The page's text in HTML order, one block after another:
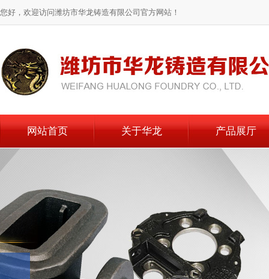
您好，欢迎访问潍坊市华龙铸造有限公司官方网站！
网站首页 关于华龙 产品展厅